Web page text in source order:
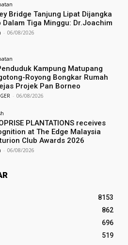
Bridge Tanjung Lipat Dijangka
Dalam Tiga Minggu: Dr.Joachim
- 06/08/2026
Kampung Matupang
Royong Bongkar Rumah
Projek Pan Borneo
- 06/08/2026
PLANTATIONS receives
at The Edge Malaysia
Club Awards 2026
- 06/08/2026
8153
862
696
519